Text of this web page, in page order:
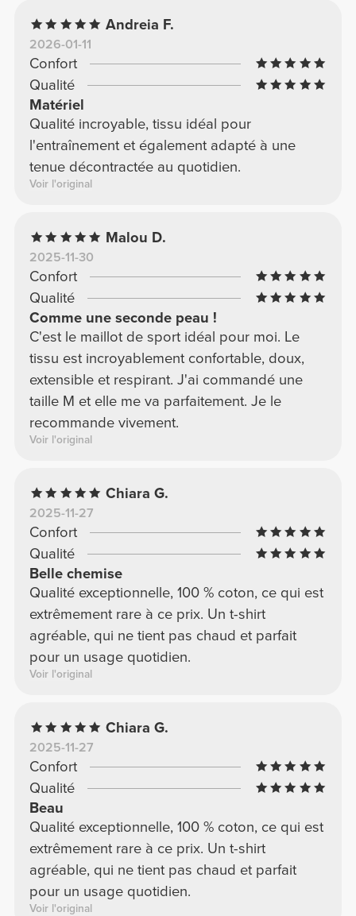
Andreia F.
2026-01-11
Confort
Qualité
Matériel
Qualité incroyable, tissu idéal pour
l'entraînement et également adapté à une
tenue décontractée au quotidien.
Voir l'original
Malou D.
2025-11-30
Confort
Qualité
Comme une seconde peau !
C'est le maillot de sport idéal pour moi. Le
tissu est incroyablement confortable, doux,
extensible et respirant. J'ai commandé une
taille M et elle me va parfaitement. Je le
recommande vivement.
Voir l'original
Chiara G.
2025-11-27
Confort
Qualité
Belle chemise
Qualité exceptionnelle, 100 % coton, ce qui est
extrêmement rare à ce prix. Un t-shirt
agréable, qui ne tient pas chaud et parfait
pour un usage quotidien.
Voir l'original
Chiara G.
2025-11-27
Confort
Qualité
Beau
Qualité exceptionnelle, 100 % coton, ce qui est
extrêmement rare à ce prix. Un t-shirt
agréable, qui ne tient pas chaud et parfait
pour un usage quotidien.
Voir l'original